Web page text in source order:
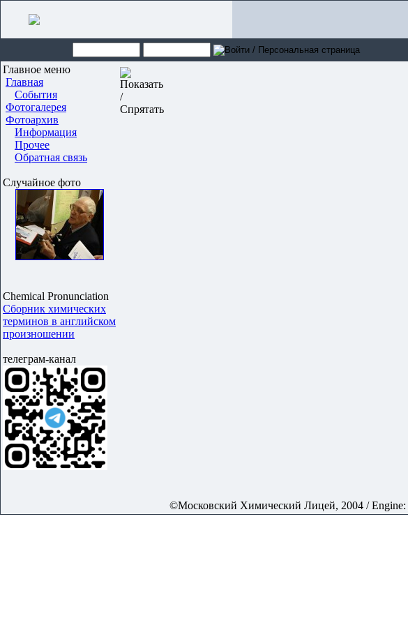
Главное меню
Главная
События
Фотогалерея
Фотоархив
Информация
Прочее
Обратная связь
Случайное фото
Chemical Pronunciation
Сборник химических
терминов в английском
произношении
телеграм-канал
©Московский Химический Лицей, 2004 / Engine: